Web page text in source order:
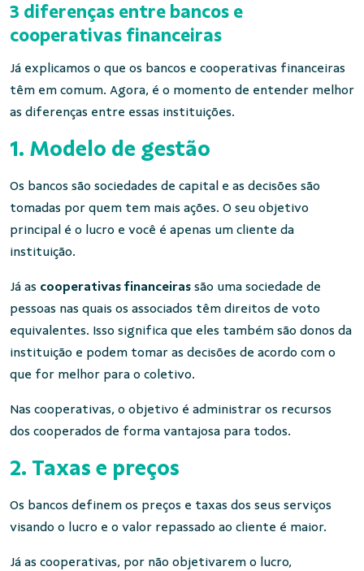
3 diferenças entre bancos e
cooperativas financeiras
Já explicamos o que os bancos e cooperativas financeiras
têm em comum. Agora, é o momento de entender melhor
as diferenças entre essas instituições.
1. Modelo de gestão
Os bancos são sociedades de capital e as decisões são
tomadas por quem tem mais ações. O seu objetivo
principal é o lucro e você é apenas um cliente da
instituição.
Já as cooperativas financeiras são uma sociedade de
pessoas nas quais os associados têm direitos de voto
equivalentes. Isso significa que eles também são donos da
instituição e podem tomar as decisões de acordo com o
que for melhor para o coletivo.
Nas cooperativas, o objetivo é administrar os recursos
dos cooperados de forma vantajosa para todos.
2. Taxas e preços
Os bancos definem os preços e taxas dos seus serviços
visando o lucro e o valor repassado ao cliente é maior.
Já as cooperativas, por não objetivarem o lucro,